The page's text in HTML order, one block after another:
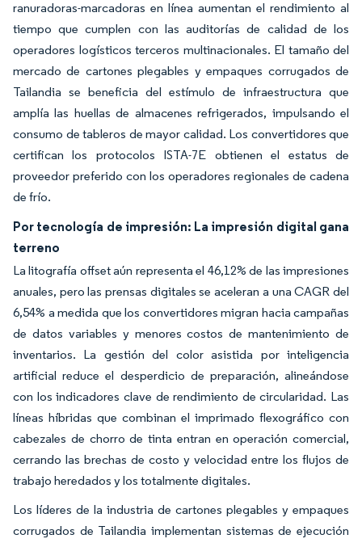
ranuradoras-marcadoras en línea aumentan el rendimiento al
tiempo que cumplen con las auditorías de calidad de los
operadores logísticos terceros multinacionales. El tamaño del
mercado de cartones plegables y empaques corrugados de
Tailandia se beneficia del estímulo de infraestructura que
amplía las huellas de almacenes refrigerados, impulsando el
consumo de tableros de mayor calidad. Los convertidores que
certifican los protocolos ISTA-7E obtienen el estatus de
proveedor preferido con los operadores regionales de cadena
de frío.
Por tecnología de impresión: La impresión digital gana
terreno
La litografía offset aún representa el 46,12% de las impresiones
anuales, pero las prensas digitales se aceleran a una CAGR del
6,54% a medida que los convertidores migran hacia campañas
de datos variables y menores costos de mantenimiento de
inventarios. La gestión del color asistida por inteligencia
artificial reduce el desperdicio de preparación, alineándose
con los indicadores clave de rendimiento de circularidad. Las
líneas híbridas que combinan el imprimado flexográfico con
cabezales de chorro de tinta entran en operación comercial,
cerrando las brechas de costo y velocidad entre los flujos de
trabajo heredados y los totalmente digitales.
Los líderes de la industria de cartones plegables y empaques
corrugados de Tailandia implementan sistemas de ejecución